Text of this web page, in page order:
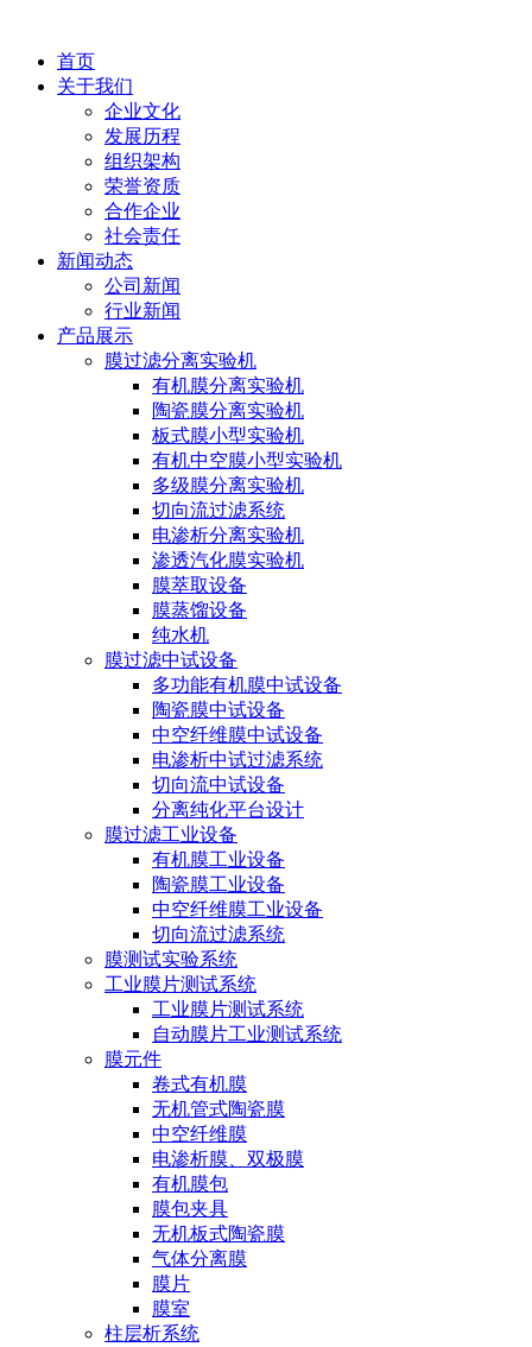
首页
关于我们
企业文化
发展历程
组织架构
荣誉资质
合作企业
社会责任
新闻动态
公司新闻
行业新闻
产品展示
膜过滤分离实验机
有机膜分离实验机
陶瓷膜分离实验机
板式膜小型实验机
有机中空膜小型实验机
多级膜分离实验机
切向流过滤系统
电渗析分离实验机
渗透汽化膜实验机
膜萃取设备
膜蒸馏设备
纯水机
膜过滤中试设备
多功能有机膜中试设备
陶瓷膜中试设备
中空纤维膜中试设备
电渗析中试过滤系统
切向流中试设备
分离纯化平台设计
膜过滤工业设备
有机膜工业设备
陶瓷膜工业设备
中空纤维膜工业设备
切向流过滤系统
膜测试实验系统
工业膜片测试系统
工业膜片测试系统
自动膜片工业测试系统
膜元件
卷式有机膜
无机管式陶瓷膜
中空纤维膜
电渗析膜、双极膜
有机膜包
膜包夹具
无机板式陶瓷膜
气体分离膜
膜片
膜室
柱层析系统